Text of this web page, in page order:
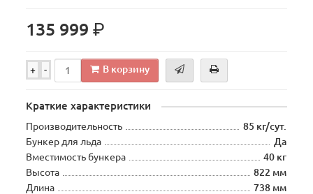
135 999р.
+ - В корзину
Краткие характеристики
Производительность
85 кг/сут.
Бункер для льда
Да
Вместимость бункера
40 кг
Высота
822 мм
Длина
738 мм